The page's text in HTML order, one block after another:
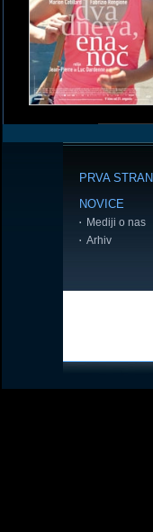
PRVA STRAN
NOVICE
Mediji o nas
Arhiv